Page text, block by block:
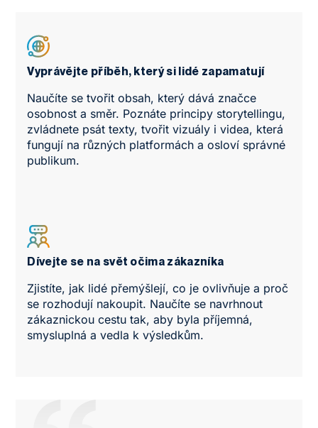
Vyprávějte příběh, který si lidé zapamatují
Naučíte se tvořit obsah, který dává značce
osobnost a směr. Poznáte principy storytellingu,
zvládnete psát texty, tvořit vizuály i videa, která
fungují na různých platformách a osloví správné
publikum.
Dívejte se na svět očima zákazníka
Zjistíte, jak lidé přemýšlejí, co je ovlivňuje a proč
se rozhodují nakoupit. Naučíte se navrhnout
zákaznickou cestu tak, aby byla příjemná,
smysluplná a vedla k výsledkům.